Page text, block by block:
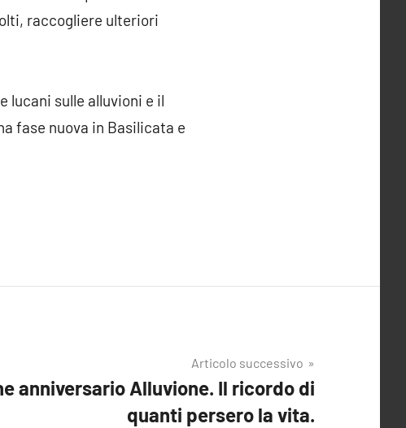
raccogliere ulteriori
lucani sulle alluvioni e il
fase nuova in Basilicata e
Articolo successivo
anniversario Alluvione. Il ricordo di
quanti persero la vita.